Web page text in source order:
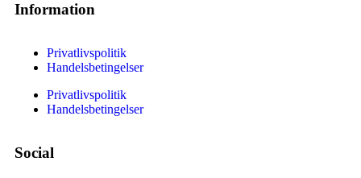
Information
Privatlivspolitik
Handelsbetingelser
Privatlivspolitik
Handelsbetingelser
Social